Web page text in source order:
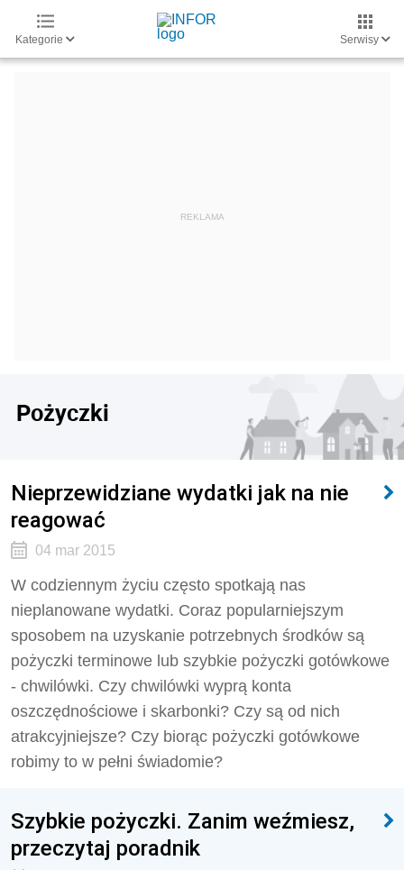
Kategorie Serwisy
Pożyczki
Nieprzewidziane wydatki jak na nie
reagować
04 mar 2015
W codziennym życiu często spotkają nas
nieplanowane wydatki. Coraz popularniejszym
sposobem na uzyskanie potrzebnych środków są
pożyczki terminowe lub szybkie pożyczki gotówkowe
- chwilówki. Czy chwilówki wyprą konta
oszczędnościowe i skarbonki? Czy są od nich
atrakcyjniejsze? Czy biorąc pożyczki gotówkowe
robimy to w pełni świadomie?
Szybkie pożyczki. Zanim weźmiesz,
przeczytaj poradnik